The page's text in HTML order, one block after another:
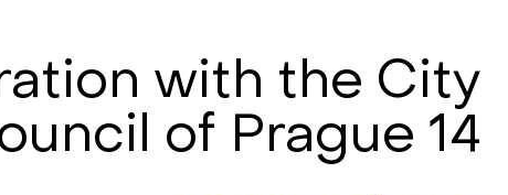
with the City
of Prague 14